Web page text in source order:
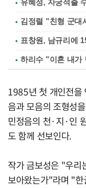
유혜정, 자궁적출
김정렬 "친형 군
표창원, 남규리에
하리수 "이혼 내가
1985년 첫 개인전을
음과 모음의 조형성
민정음의 천·지·인
도 함께 선보인다.
작가 금보성은 "우리
보아왔는가"라며 "한